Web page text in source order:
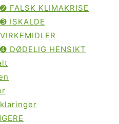
➋ FALSK KLIMAKRISE
➌ ISKALDE
VIRKEMIDLER
➍ DØDELIG HENSIKT